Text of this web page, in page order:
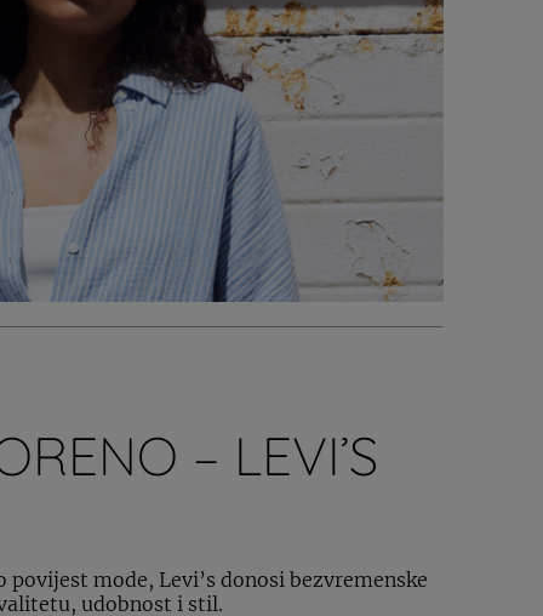
– LEVI’S
mode, Levi’s donosi bezvremenske
udobnost i stil.